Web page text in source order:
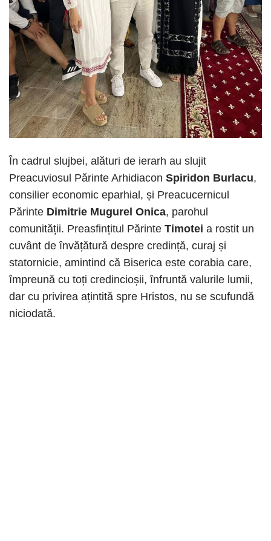
În cadrul slujbei, alături de ierarh au slujit
Preacuviosul Părinte Arhidiacon Spiridon Burlacu,
consilier economic eparhial, și Preacucernicul
Părinte Dimitrie Mugurel Onica, parohul
comunității. Preasfințitul Părinte Timotei a rostit un
cuvânt de învățătură despre credință, curaj și
statornicie, amintind că Biserica este corabia care,
împreună cu toți credincioșii, înfruntă valurile lumii,
dar cu privirea ațintită spre Hristos, nu se scufundă
niciodată.